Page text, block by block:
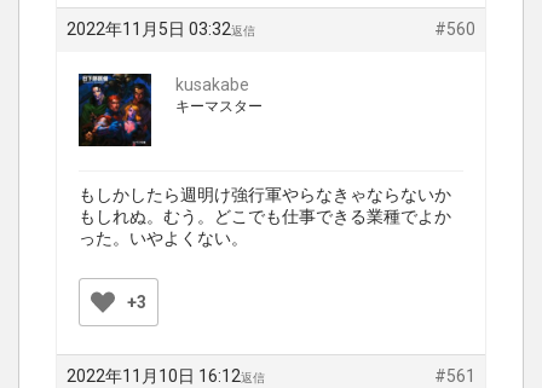
2022年11月5日 03:32 #560
返信
kusakabe
キーマスター
もしかしたら週明け強行軍やらなきゃならないか
もしれぬ。むう。どこでも仕事できる業種でよか
った。いやよくない。
+3
2022年11月10日 16:12 #561
返信